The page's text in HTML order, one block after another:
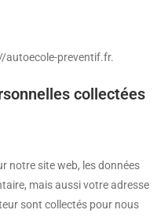
autoecole-preventif.fr.
collectées
notre site web, les données
mais aussi votre adresse
sont collectés pour nous